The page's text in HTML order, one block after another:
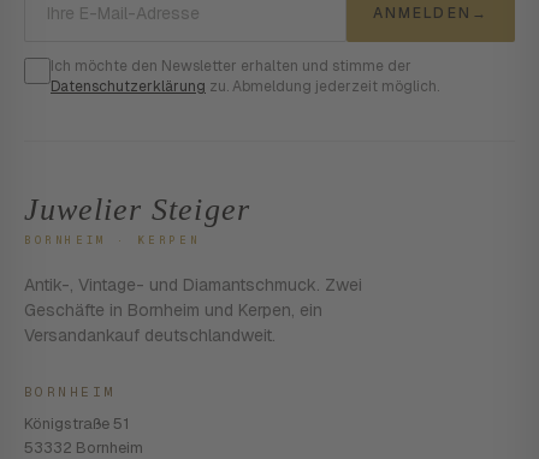
ANMELDEN →
Ich möchte den Newsletter erhalten und stimme der
Datenschutzerklärung zu. Abmeldung jederzeit möglich.
Juwelier Steiger
BORNHEIM · KERPEN
Antik-, Vintage- und Diamantschmuck. Zwei
Geschäfte in Bornheim und Kerpen, ein
Versandankauf deutschlandweit.
BORNHEIM
Königstraße 51
53332 Bornheim